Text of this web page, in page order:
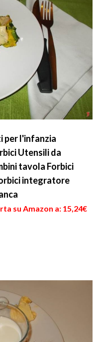
per l'infanzia
Utensili da
tavola Forbici
integratore
su Amazon a: 15,24€